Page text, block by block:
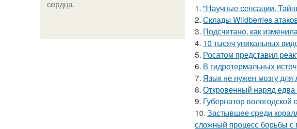
сердца.
1. "Научные сенсации.
2. Склады Wildberries
3. Подсчитано, как
4. 10 тысяч уникальных
5. Росатом представил
6. В гидротермальных
7. Язык не нужен мозгу
8. Откровенный наряд едва
9. Губернатор вологодской
10. Застывшее среди
сложный процесс борьбы с